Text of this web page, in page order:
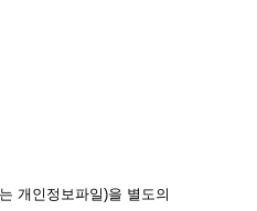
개인정보파일)을 별도의